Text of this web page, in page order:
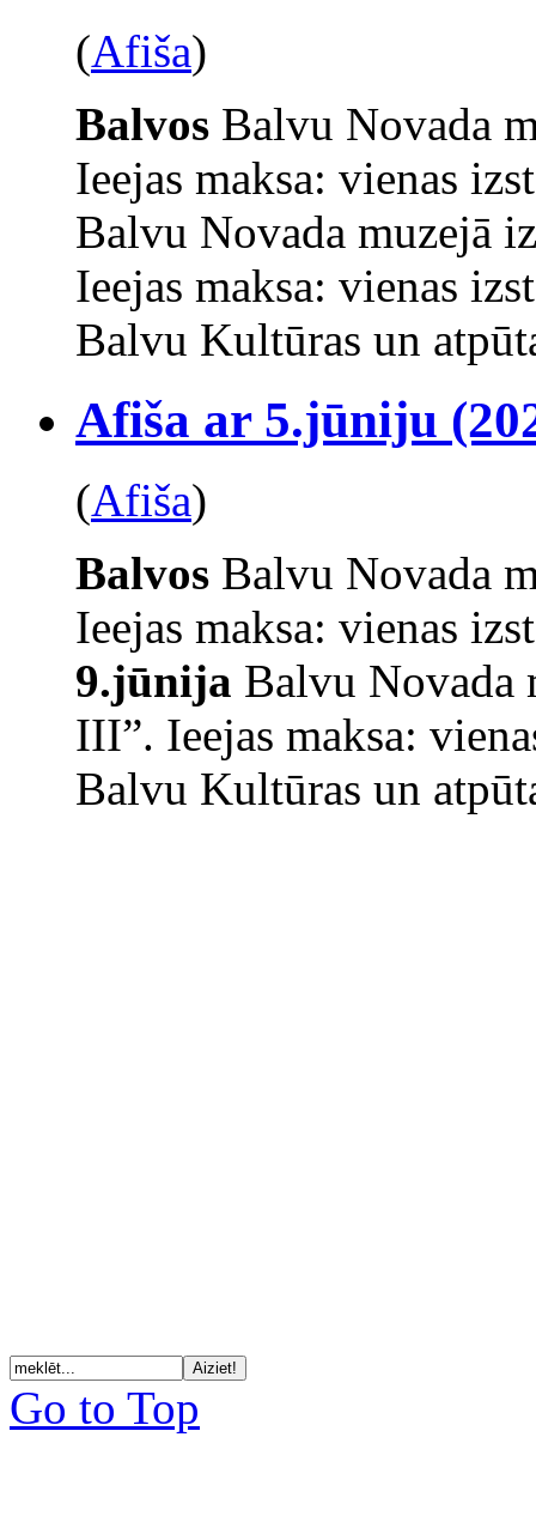
(Afiša)
Balvos Balvu Novada
Ieejas maksa: vienas
Balvu Novada muzejā
Ieejas maksa: vienas
Balvu Kultūras un
Afiša ar 5.jūniju
(Afiša)
Balvos Balvu Novada
Ieejas maksa: vienas
9.jūnija Balvu Novada
III”. Ieejas maksa:
Balvu Kultūras un
Go to Top